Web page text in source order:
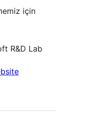
için
R&D Lab